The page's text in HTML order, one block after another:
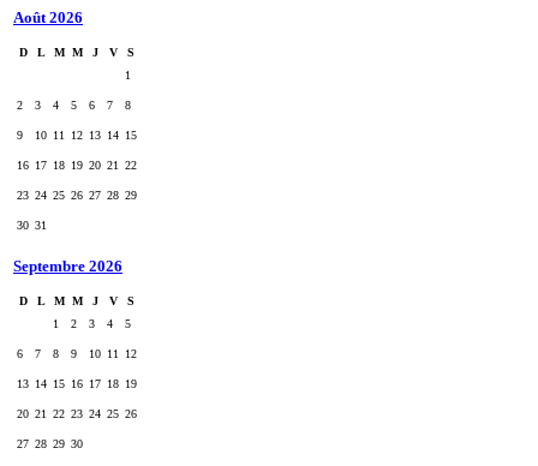
Août 2026
D L M M J V
S
1
2 3 4 5 6 7 8
9 10 11 12 13 14 15
16 17 18 19 20 21 22
23 24 25 26 27 28 29
30 31
Septembre 2026
D L M M J V
S
1
2 3 4 5
6 7 8 9 10 11 12
13 14 15 16 17 18 19
20 21 22 23 24 25 26
27 28 29 30